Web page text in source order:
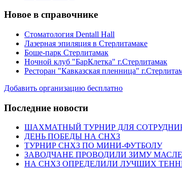
Новое в справочнике
Стоматология Dentall Hall
Лазерная эпиляция в Стерлитамаке
Боше-парк Стерлитамак
Ночной клуб "БарКлетка" г.Стерлитамак
Ресторан "Кавказская пленница"
Добавить организацию бесплатно
Последние новости
ШАХМАТНЫЙ ТУРНИР ДЛЯ
ДЕНЬ ПОБЕДЫ НА СНХЗ
ТУРНИР СНХЗ ПО МИНИ-ФУТБОЛУ
ЗАВОДЧАНЕ ПРОВОДИЛИ ЗИМУ
НА СНХЗ ОПРЕДЕЛИЛИ ЛУЧШИХ